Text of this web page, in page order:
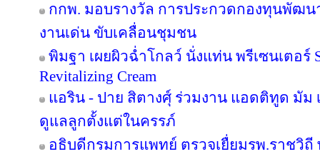
กกพ. มอบรางวัล การประกวดกองทุนพัฒน
งานเด่น ขับเคลื่อนชุมชน
พิมฐา เผยผิวฉ่ำโกลว์ นั่งแท่น พรีเซนเตอร์
Revitalizing Cream
แอริน - ปาย สิตางศุ์ ร่วมงาน แอดติทูด มัม
ดูแลลูกตั้งแต่ในครรภ์
อธิบดีกรมการแพทย์ ตรวจเยื่ยมรพ.ราชวิ